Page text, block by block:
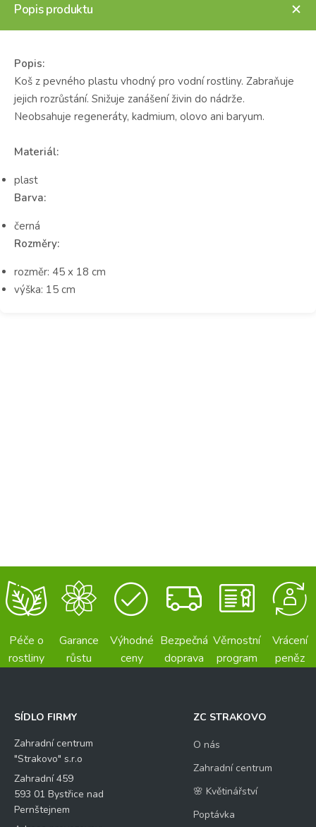
Popis produktu
Popis:
Koš z pevného plastu vhodný pro vodní rostliny. Zabraňuje
jejich rozrůstání. Snižuje zanášení živin do nádrže.
Neobsahuje regeneráty, kadmium, olovo ani baryum.
Materiál:
plast
Barva:
černá
Rozměry:
rozměr: 45 x 18 cm
výška: 15 cm
Péče o
rostliny
Garance
růstu
Výhodné
ceny
Bezpečná
doprava
Věrnostní
program
Vrácení
peněz
SÍDLO FIRMY
Zahradní centrum
"Strakovo" s.r.o
Zahradní 459
593 01 Bystřice nad
Pernštejnem
ZC STRAKOVO
O nás
Zahradní centrum
🌸 Květinářství
Poptávka